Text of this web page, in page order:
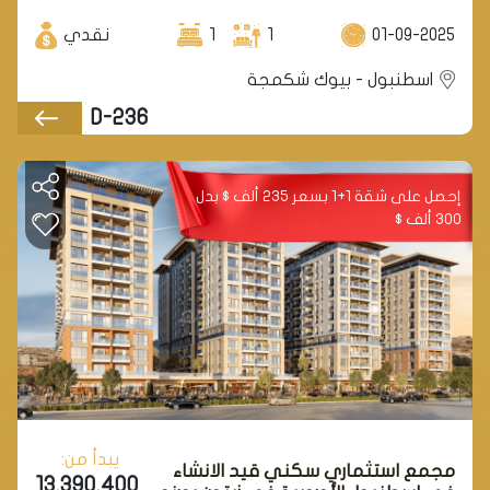
01-09-2025
1
1 نقدي
اسطنبول - بيوك شكمجة
D-236
إحصل على شقة 1+1 بسعر 235 ألف $ بدل
300 ألف $
مجمع استثماري سكني قيد الانشاء
يبدأ من: